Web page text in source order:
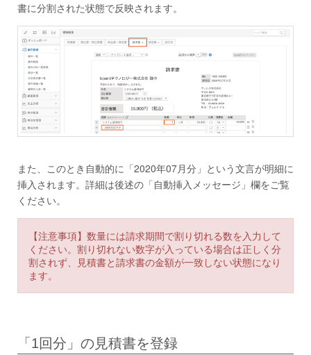
書に分割された状態で反映されます。
また、このとき自動的に「2020年07月分」という文言が明細に
挿入されます。詳細は後述の「自動挿入メッセージ」欄をご覧
ください。
【注意事項】数量には請求期間で割り切れる数を入力して
ください。割り切れない数字が入っている場合は正しく分
割されず、見積書と請求書の金額が一致しない状態になり
ます。
「1回分」の見積書を登録